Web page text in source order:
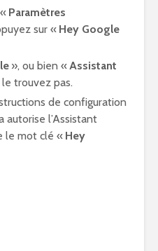
Paramètres
sur « Hey Google
», ou bien «Assistant
trouvez pas.
de configuration
autorise l’Assistant
le mot clé « Hey